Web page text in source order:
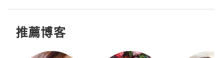
推薦博客